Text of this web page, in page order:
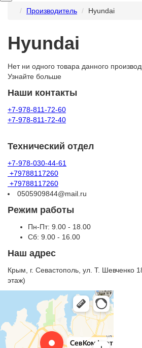
Производитель
Hyundai
Hyundai
Нет ни одного товара данного
Узнайте больше
Наши контакты
+7-978-811-72-60
+7-978-811-72-40
Технический отдел
+7-978-030-44-61
+79788117260
+79788117260
0505909844@mail.ru
Режим работы
Пн-Пт: 9.00 - 18.00
Сб: 9.00 - 16.00
Наш адрес
Крым, г. Севастополь, ул. Т. Шевченко
этаж)